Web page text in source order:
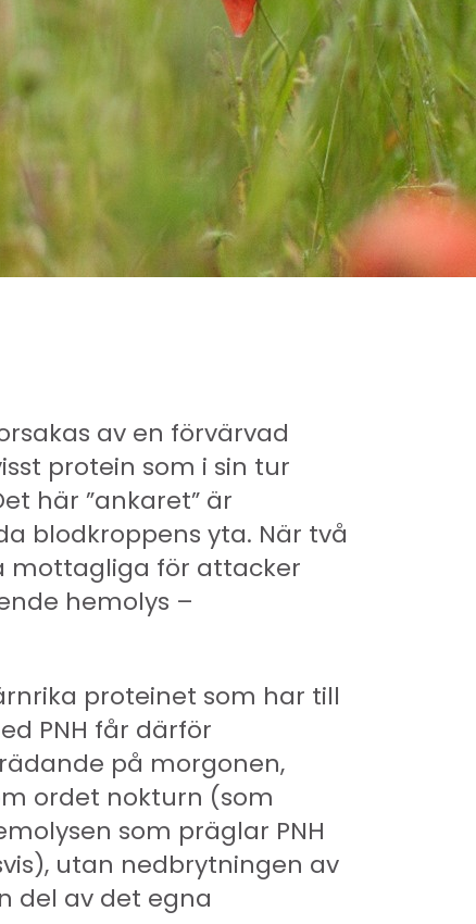
av en förvärvad
protein som i sin tur
här ”ankaret” är
blodkroppens yta. När två
mottagliga för attacker
hemolys –
proteinet som har till
PNH får därför
på morgonen,
ordet nokturn (som
som präglar PNH
utan nedbrytningen av
del av det egna